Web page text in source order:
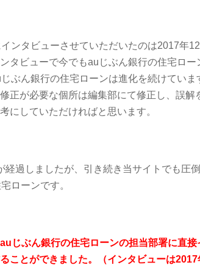
ンタビューさせていただいたのは2017年
タビューで今でもauじぶん銀行の住宅ロ
ぶん銀行の住宅ローンは進化を続けてい
正が必要な個所は編集部にて修正し、誤
にしていただければと思います。
過しましたが、引き続き当サイトでも圧
ローンです。
じぶん銀行の住宅ローンの担当部署に直接
ことができました。（インタビューは2017